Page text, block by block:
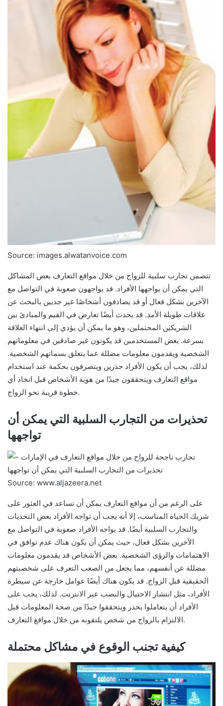
Source: images.alwatanvoice.com
تتضمن تجارب سلبية للزواج من خلال مواقع التعارف بعض المشاكل
التي يمكن أن يواجهها الأفراد. قد يواجهون صعوبة في التواصل مع
الآخرين بشكل فعال أو قد يصادفون أشخاصًا غير جديين بالبحث عن
علاقات طويلة الأمد. قد يحدث أيضًا تعارض في القيم والمبادئ بين
الشريكين المحتملين، وهو ما يمكن أن يؤدي إلى انتهاء العلاقة
بسرعة. بعض المستخدمين قد يكونون غير صادقين في معلوماتهم
الشخصية ويقدمون معلومات مضللة عما يتعلق بسماتهم الشخصية.
لذلك، يجب أن يكون الأفراد حذرين ويتصرفون بحكمة عند استخدام
مواقع التعارف ويتحققون جيدًا من هوية الأشخاص قبل اتخاذ أي
خطوة قريبة نحو الزواج.
تحذيرات من التجارب السلبية التي يمكن أن
تواجهها
Source: www.aljazeera.net
على الرغم من أن مواقع التعارف يمكن أن تساعد في العثور على
شريك الحياة المناسب، إلا أنه يجب أن تواجه الأفراد بعض التحديات
والتجارب السلبية أيضًا. قد يواجه الأفراد صعوبة في التواصل مع
الآخرين بشكل فعال، حيث يمكن أن يكون هناك عدم توافق في
الاهتمامات والرؤى الشخصية. بعض الأشخاص قد يقدمون معلومات
مضللة عن أنفسهم، مما يجعل من الصعب التعرف على شخصيتهم
الحقيقية قبل الزواج. قد يكون هناك أيضًا عوامل خارجة عن سيطرة
الأفراد، مثل انتشار الاحتيال والنصب عبر الانترنت. لذلك، يجب على
الأفراد أن يتعاملوا بحذر ويتحققوا جيدًا من صحة المعلومات قبل
الالتزام بالزواج من شخص يلتقونه من خلال مواقع التعارف.
كيفية تجنب الوقوع في مشاكل محتملة